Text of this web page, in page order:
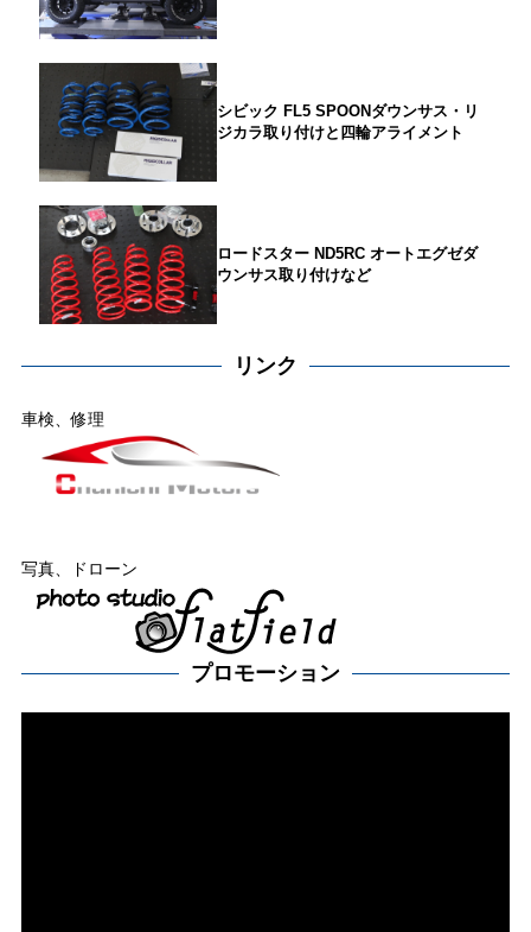
シビック FL5 SPOONダウンサス・リ
ジカラ取り付けと四輪アライメント
ロードスター ND5RC オートエグゼダ
ウンサス取り付けなど
リンク
車検、修理
写真、ドローン
プロモーション